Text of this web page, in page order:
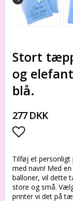
Stort
og
blå.
277 DKK
Add to
Tilføj et
med navn! Med
balloner, vil dette
store og små.
printer vi det på